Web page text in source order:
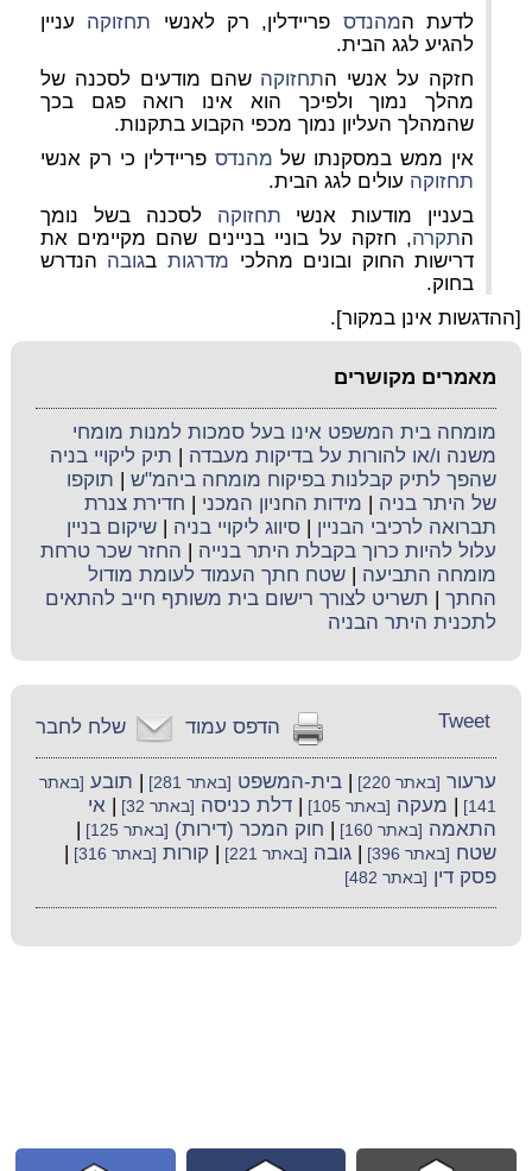
לדעת המהנדס פריידלין, רק לאנשי תחזוקה עניין
להגיע לגג הבית.
חזקה על אנשי התחזוקה שהם מודעים לסכנה של
מהלך נמוך ולפיכך הוא אינו רואה פגם בכך
שהמהלך העליון נמוך מכפי הקבוע בתקנות.
אין ממש במסקנתו של מהנדס פריידלין כי רק אנשי
תחזוקה עולים לגג הבית.
בעניין מודעות אנשי תחזוקה לסכנה בשל נומך
התקרה, חזקה על בוניי בניינים שהם מקיימים את
דרישות החוק ובונים מהלכי מדרגות בגובה הנדרש
בחוק.
[ההדגשות אינן במקור].
מאמרים מקושרים
מומחה בית המשפט אינו בעל סמכות למנות מומחי
משנה ו/או להורות על בדיקות מעבדה
תיק ליקויי בניה
שהפך לתיק קבלנות בפיקוח מומחה ביהמ"ש
תוקפו
של היתר בניה
מידות החניון המכני
חדירת צנרת
תברואה לרכיבי הבניין |סיווג ליקויי בניה |שיקום בניין
עלול להיות כרוך בקבלת היתר בנייה
החזר שכר טרחת
מומחה התביעה |שטח חתך העמוד לעומת מודול
החתך
תשריט לצורך רישום בית משותף חייב להתאים
לתכנית היתר הבניה
שלח לחבר הדפס עמוד Tweet
ערעור [באתר 220] |בית-המשפט [באתר 281] תובע [באתר
141]
מעקה [באתר 105] |דלת כניסה [באתר 32] |אי
התאמה [באתר 160] חוק המכר (דירות) [באתר 125]
שטח [באתר 396] |גובה [באתר 221] קורות [באתר 316]
פסק דין [באתר 482]